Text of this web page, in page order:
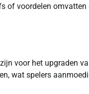
of voordelen omvatten
voor het upgraden
wat spelers